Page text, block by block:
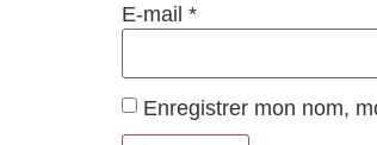
E-mail *
Enregistrer mon nom,